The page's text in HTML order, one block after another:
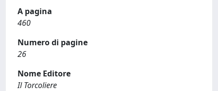
A pagina
460
Numero di pagine
26
Nome Editore
Il Torcoliere